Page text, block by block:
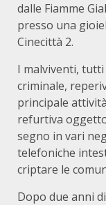
dalle Fiamme
presso una
Cinecittà 2.
I malviventi,
criminale,
principale
refurtiva
segno in vari
telefoniche
criptare le
Dopo due anni